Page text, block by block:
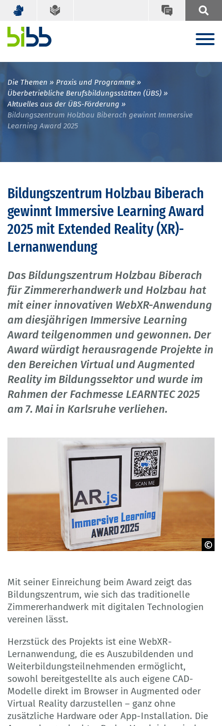
Die Themen
Praxis und Programme
Überbetriebliche Berufsbildungsstätten (ÜBS)
Aktuelles aus der ÜBS-Förderung
Bildungszentrum Holzbau Biberach gewinnt Immersive
Learning Award 2025
Bildungszentrum Holzbau Biberach
gewinnt Immersive Learning Award
2025 mit Extended Reality (XR)-
Lernanwendung
Das Bildungszentrum Holzbau Biberach
für Zimmererhandwerk und Holzbau hat
mit einer innovativen WebXR-Anwendung
am diesjährigen Immersive Learning
Award teilgenommen und gewonnen. Der
Award würdigt herausragende Projekte in
den Bereichen Virtual und Augmented
Reality im Bildungssektor und wurde im
Rahmen der Fachmesse LEARNTEC 2025
am 7. Mai in Karlsruhe verliehen.
Mit seiner Einreichung beim Award zeigt das
Bildungszentrum, wie sich das traditionelle
Zimmererhandwerk mit digitalen Technologien
vereinen lässt.
Herzstück des Projekts ist eine WebXR-
Lernanwendung, die es Auszubildenden und
Weiterbildungsteilnehmenden ermöglicht,
sowohl bereitgestellte als auch eigene CAD-
Modelle direkt im Browser in Augmented oder
Virtual Reality darzustellen – ganz ohne
zusätzliche Hardware oder App-Installation. Die